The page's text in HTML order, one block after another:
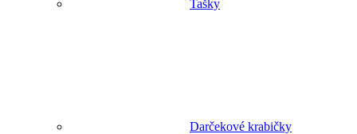
Tašky
Darčekové krabičky